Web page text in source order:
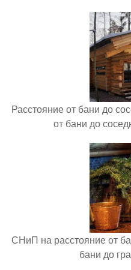
Расстояние от бани до
от бани до
СНиП на расстояние от
бани до